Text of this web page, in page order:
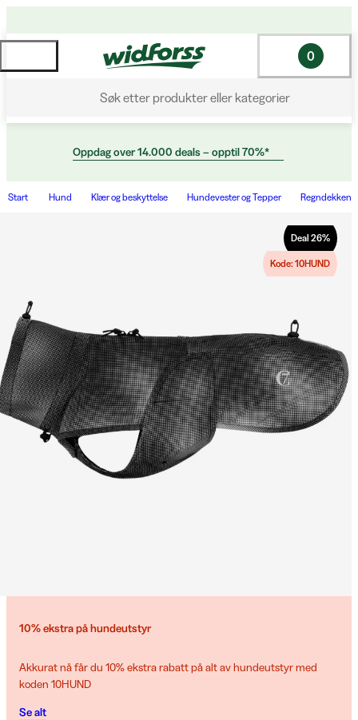
Søk etter produkter eller kategorier
0
Oppdag over 14.000 deals – opptil 70%*
Start Hund Klær og beskyttelse Hundevester og Tepper Regndekken
Deal 26%
Kode: 10HUND
10% ekstra på hundeutstyr
Akkurat nå får du 10% ekstra rabatt på alt av hundeutstyr med
koden 10HUND
Se alt